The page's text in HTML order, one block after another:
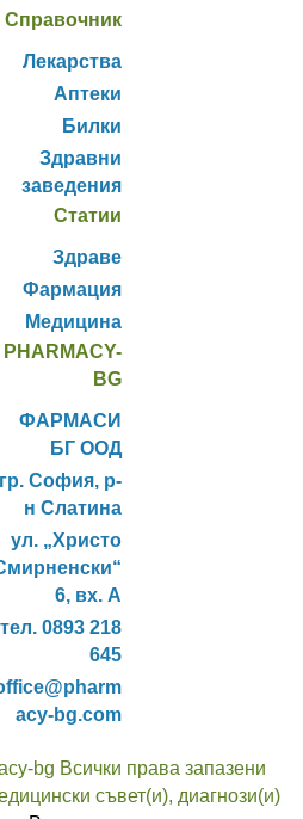
Справочник
Лекарства
Аптеки
Билки
Здравни
заведения
Статии
Здраве
Фармация
Медицина
PHARMACY-
BG
ФАРМАСИ
БГ ООД
гр. София, р-
н Слатина
ул. „Христо
6, вх. А
тел. 0893 218
645
acy-bg.com
bg Всички права запазени
съвет(и), диагнози(и)